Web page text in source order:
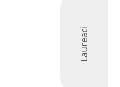
Laureaci